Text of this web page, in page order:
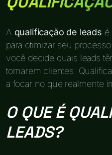
A qualificação de leads é
para otimizar seu
você decide quais leads
tornarem clientes.
a focar no que realmente
O QUE É
LEADS?